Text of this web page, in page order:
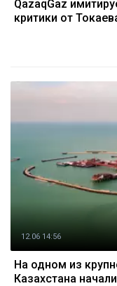
QazaqGaz
критики от
12.06 14:56
На одном из
Казахстана